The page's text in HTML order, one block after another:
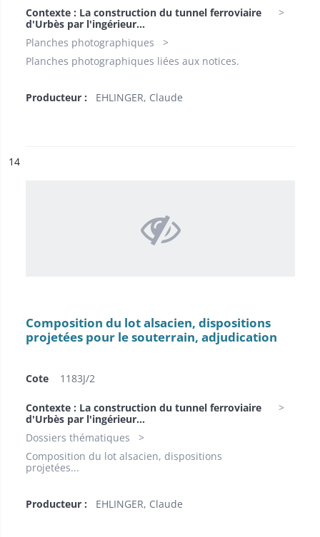
Contexte : La construction du tunnel ferroviaire
d'Urbès par l'ingérieur...
Planches photographiques
Planches photographiques liées aux notices.
Producteur : EHLINGER, Claude
n°
14
Composition du lot alsacien, dispositions
projetées pour le souterrain, adjudication
Cote 1183J/2
Contexte : La construction du tunnel ferroviaire
d'Urbès par l'ingérieur...
Dossiers thématiques
Composition du lot alsacien, dispositions
projetées...
Producteur : EHLINGER, Claude